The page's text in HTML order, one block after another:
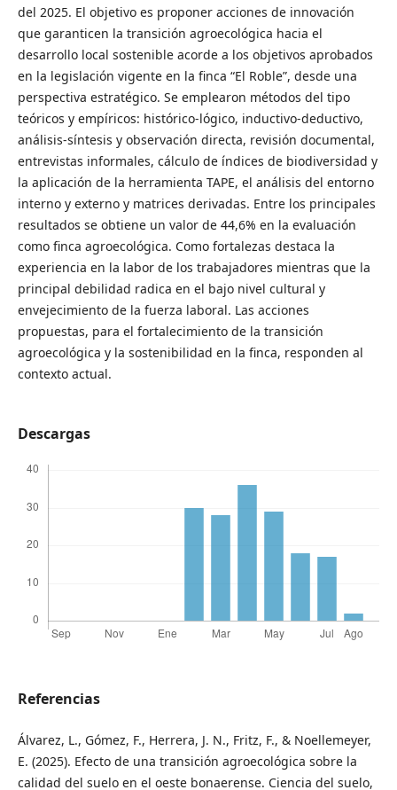
del 2025. El objetivo es proponer acciones de innovación
que garanticen la transición agroecológica hacia el
desarrollo local sostenible acorde a los objetivos aprobados
en la legislación vigente en la finca “El Roble”, desde una
perspectiva estratégico. Se emplearon métodos del tipo
teóricos y empíricos: histórico-lógico, inductivo-deductivo,
análisis-síntesis y observación directa, revisión documental,
entrevistas informales, cálculo de índices de biodiversidad y
la aplicación de la herramienta TAPE, el análisis del entorno
interno y externo y matrices derivadas. Entre los principales
resultados se obtiene un valor de 44,6% en la evaluación
como finca agroecológica. Como fortalezas destaca la
experiencia en la labor de los trabajadores mientras que la
principal debilidad radica en el bajo nivel cultural y
envejecimiento de la fuerza laboral. Las acciones
propuestas, para el fortalecimiento de la transición
agroecológica y la sostenibilidad en la finca, responden al
contexto actual.
Descargas
Referencias
Álvarez, L., Gómez, F., Herrera, J. N., Fritz, F., & Noellemeyer,
E. (2025). Efecto de una transición agroecológica sobre la
calidad del suelo en el oeste bonaerense. Ciencia del suelo,